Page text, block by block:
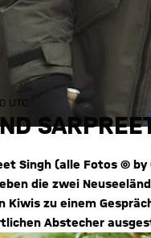
UTC
Singh (alle Fotos ©
die zwei
Kiwis zu einem
Abstecher